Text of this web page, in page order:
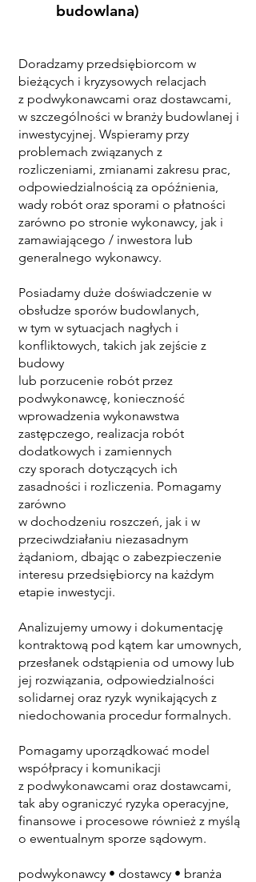
budowlana)
Doradzamy przedsiębiorcom w
bieżących i kryzysowych relacjach
z podwykonawcami oraz dostawcami,
w szczególności w branży budowlanej i
inwestycyjnej. Wspieramy przy
problemach związanych z
rozliczeniami, zmianami zakresu prac,
odpowiedzialnością za opóźnienia,
wady robót oraz sporami o płatności
zarówno po stronie wykonawcy, jak i
zamawiającego / inwestora lub
generalnego wykonawcy.
Posiadamy duże doświadczenie w
obsłudze sporów budowlanych,
w tym w sytuacjach nagłych i
konfliktowych, takich jak zejście z
budowy
lub porzucenie robót przez
podwykonawcę, konieczność
wprowadzenia wykonawstwa
zastępczego, realizacja robót
dodatkowych i zamiennych
czy sporach dotyczących ich
zasadności i rozliczenia. Pomagamy
zarówno
w dochodzeniu roszczeń, jak i w
przeciwdziałaniu niezasadnym
żądaniom, dbając o zabezpieczenie
interesu przedsiębiorcy na każdym
etapie inwestycji.
Analizujemy umowy i dokumentację
kontraktową pod kątem kar umownych,
przesłanek odstąpienia od umowy lub
jej rozwiązania, odpowiedzialności
solidarnej oraz ryzyk wynikających z
niedochowania procedur formalnych.
Pomagamy uporządkować model
współpracy i komunikacji
z podwykonawcami oraz dostawcami,
tak aby ograniczyć ryzyka operacyjne,
finansowe i procesowe również z myślą
o ewentualnym sporze sądowym.
podwykonawcy • dostawcy • branża